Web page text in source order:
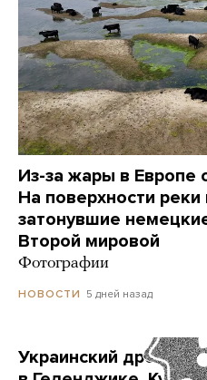
Из-за жары в Европе
На поверхности реки
затонувшие
Второй мировой
Фотографии
НОВОСТИ 5 дней назад
Украинский дрон